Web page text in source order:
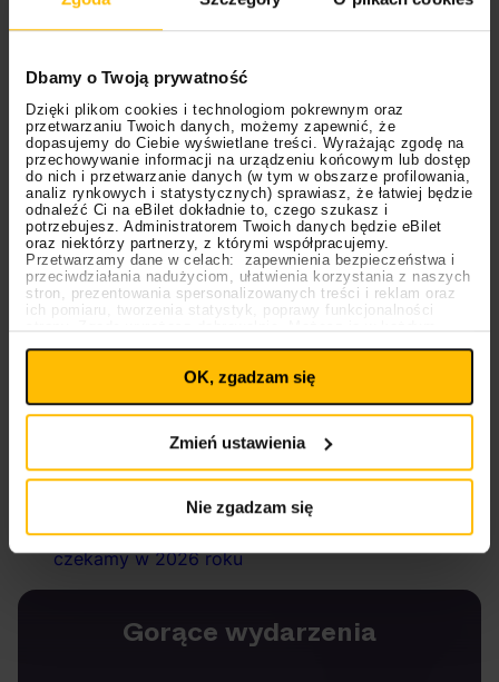
Dbamy o Twoją prywatność
Dzięki plikom cookies i technologiom pokrewnym oraz
przetwarzaniu Twoich danych, możemy zapewnić, że
dopasujemy do Ciebie wyświetlane treści. Wyrażając zgodę na
przechowywanie informacji na urządzeniu końcowym lub dostęp
do nich i przetwarzanie danych (w tym w obszarze profilowania,
analiz rynkowych i statystycznych) sprawiasz, że łatwiej będzie
odnaleźć Ci na eBilet dokładnie to, czego szukasz i
potrzebujesz. Administratorem Twoich danych będzie eBilet
oraz niektórzy partnerzy, z którymi współpracujemy.
Przetwarzamy dane w celach: zapewnienia bezpieczeństwa i
przeciwdziałania nadużyciom, ułatwienia korzystania z naszych
stron, prezentowania spersonalizowanych treści i reklam oraz
ich pomiaru, tworzenia statystyk, poprawy funkcjonalności
plików cookies
wpływa na legalność uprzedniego przetwarzania.
Polityka plików cookies
OK, zgadzam się
Zmień ustawienia
Nie zgadzam się
portalu znajdziemy 11 kanałów tematycznych. Każda
kanał. Miłośnicy hip-hopu znajdą tu oczywiście
legendarneYo! MTV Raps. Wyjątkową gratką będzie z
pewnością kanałMTV 1st Daygdzie znajdziemy
teledyski z pierwszych dni działania kanału. Live Aid
1985to kolei nagrania z ikonicznego megakoncertu
charytatywnego. Co jednak różniMTV Rewindod
klasycznej telewizji? Zgodnie z tym jak działa
YouTube, możecie stopować i przewijać klipy, choć co
oczywiste, nie możecie sami ich wybierać. No i co z
ma reklam. To co, wsiadacie to tego wehikułu czasu?
Kto na Open’erze 2026? Życzenia i
przewidywania
Powroty, debiuty, rekordy. Podsumowanie 2025
roku w polskim hip-hopie + Top 15 albumów
5 mainstreamowych albumów, na które
czekamy w 2026 roku
Gorące wydarzenia